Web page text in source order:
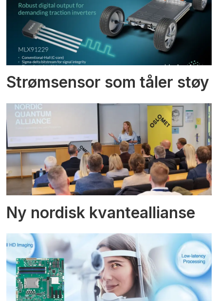
Strømsensor som tåler støy
Ny nordisk kvanteallianse